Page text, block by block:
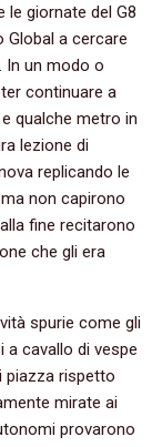
le giornate del G8
Global a cercare
In un modo o
continuare a
qualche metro in
lezione di
replicando le
non capirono
fine recitarono
che gli era
spurie come gli
a cavallo di vespe
piazza rispetto
mirate ai
provarono